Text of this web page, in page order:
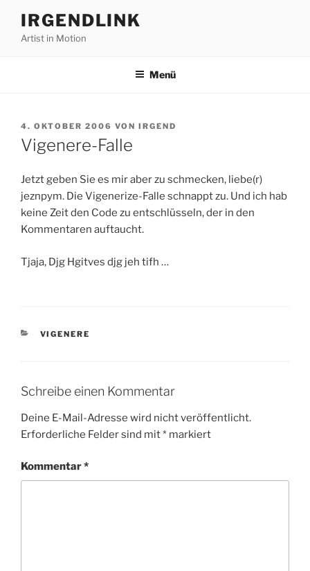
Inhalt
springen
IRGENDLINK
Artist in Motion
Menü
VERÖFFENTLICHT
AM
4. OKTOBER 2006 VON IRGEND
Vigenere-Falle
Jetzt geben Sie es mir aber zu schmecken, liebe(r)
jeznpym. Die Vigenerize-Falle schnappt zu. Und ich hab
keine Zeit den Code zu entschlüsseln, der in den
Kommentaren auftaucht.
Tjaja, Djg Hgitves djg jeh tifh …
KATEGORIEN
VIGENERE
Schreibe einen Kommentar
Deine E-Mail-Adresse wird nicht veröffentlicht.
Erforderliche Felder sind mit* markiert
Kommentar*